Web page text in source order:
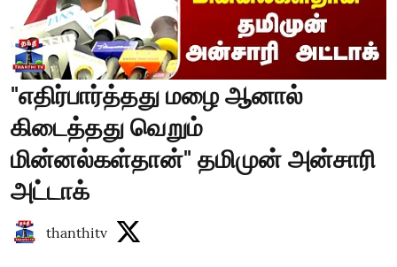
"எதிர்பார்த்தது மழை ஆனால்
கிடைத்தது வெறும்
மின்னல்கள்தான்" தமிமுன் அன்சாரி
அட்டாக்
thanthitv